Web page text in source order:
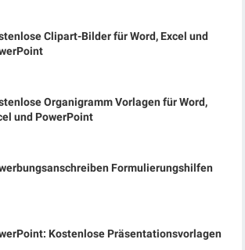
Clipart-Bilder für Word, Excel und
Organigramm Vorlagen für Word,
und PowerPoint
Formulierungshilfen
Kostenlose Präsentationsvorlagen